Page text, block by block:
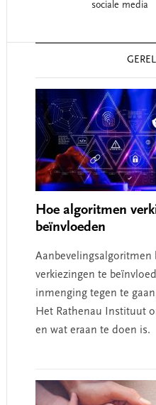
sociale media
Hoe algoritmen
beïnvloeden
verkiezingen te
inmenging tegen te
Het Rathenau Instituut
en wat eraan te doen is.